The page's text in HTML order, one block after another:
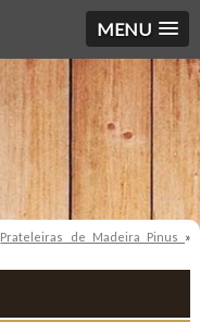
MENU
Prateleiras de Madeira Pinus »